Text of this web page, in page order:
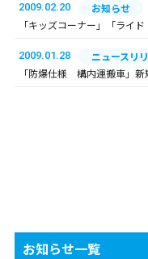
2009.02.20
お知らせ
「キッズコーナー」「ライ
2009.01.28
ニュースリ
「防爆仕様 構内運搬車」新
お知らせ一覧